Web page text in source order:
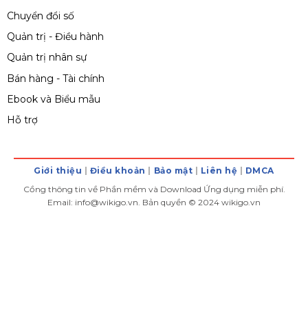
Chuyển đổi số
Quản trị - Điều hành
Quản trị nhân sự
Bán hàng - Tài chính
Ebook và Biểu mẫu
Hỗ trợ
Giới thiệu Điều khoản Bảo mật Liên hệ
DMCA
Cồng thông tin về Phần mềm và Download Ứng dụng miễn phí.
Email: info@wikigo.vn. Bản quyền © 2024 wikigo.vn